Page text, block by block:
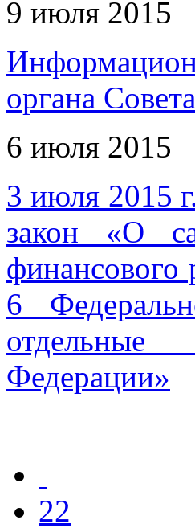
9 июля 2015
органа
6 июля 2015
3 июля 2015
закон «О
финансового
6
отдельные
Федерации»
22